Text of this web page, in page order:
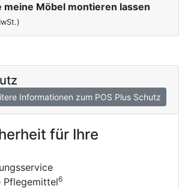
meine Möbel montieren lassen
Informationen zum POS Plus Schutz
für Ihre
Pflegemittel6